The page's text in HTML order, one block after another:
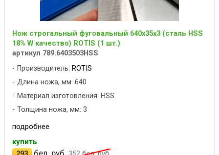
Нож строгальный фуговальный 640x35x3 (сталь HSS
18% W качество) ROTIS (1 шт.)
артикул 789.6403503HSS
Производитель: ROTIS
Длина ножа, мм: 640
Материал изготовления: HSS
Толщина ножа, мм: 3
подробнее
купить
бел. руб.